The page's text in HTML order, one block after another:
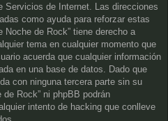
Servicios de Internet. Las direcciones
como ayuda para reforzar estas
Noche de Rock” tiene derecho a
tema en cualquier momento que
acuerda que cualquier información
en una base de datos. Dado que
con ninguna tercera parte sin su
Rock” ni phpBB podrán
intento de hacking que conlleve